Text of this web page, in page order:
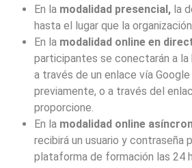
En la modalidad presencial, la
hasta el lugar que la
En la modalidad online en
participantes se conectarán a la
a través de un enlace vía
previamente, o a través del
proporcione.
En la modalidad online
recibirá un usuario y contraseña
plataforma de formación las 24